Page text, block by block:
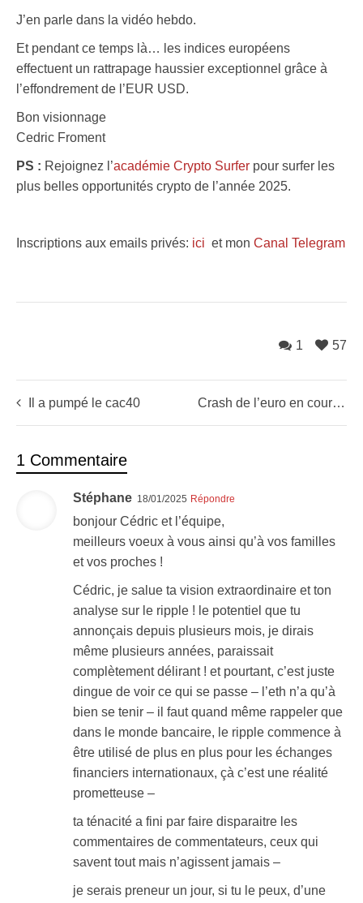
J’en parle dans la vidéo hebdo.
Et pendant ce temps là… les indices européens
effectuent un rattrapage haussier exceptionnel grâce à
l’effondrement de l’EUR USD.
Bon visionnage
Cedric Froment
PS : Rejoignez l’académie Crypto Surfer pour surfer les
plus belles opportunités crypto de l’année 2025.
Inscriptions aux emails privés: ici et mon Canal Telegram
57
1
Il a pumpé le cac40 Crash de l’euro en cours… (quelles conséquences ?)
1 Commentaire
Stéphane 18/01/2025 Répondre
bonjour Cédric et l’équipe,
meilleurs voeux à vous ainsi qu’à vos familles
et vos proches !
Cédric, je salue ta vision extraordinaire et ton
analyse sur le ripple ! le potentiel que tu
annonçais depuis plusieurs mois, je dirais
même plusieurs années, paraissait
complètement délirant ! et pourtant, c’est juste
dingue de voir ce qui se passe – l’eth n’a qu’à
bien se tenir – il faut quand même rappeler que
dans le monde bancaire, le ripple commence à
être utilisé de plus en plus pour les échanges
financiers internationaux, çà c’est une réalité
prometteuse –
ta ténacité a fini par faire disparaitre les
commentaires de commentateurs, ceux qui
savent tout mais n’agissent jamais –
je serais preneur un jour, si tu le peux, d’une